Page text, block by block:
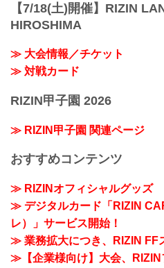
【7/18(土)開催】RIZIN
HIROSHIMA
≫ 大会情報／チケット
≫ 対戦カード
RIZIN甲子園 2026
≫ RIZIN甲子園 関連ページ
おすすめコンテンツ
≫ RIZINオフィシャルグッズ
≫ デジタルカード「RIZIN
レ）」サービス開始！
≫ 業務拡大につき、RIZIN FF
≫【企業様向け】大会、RIZIN